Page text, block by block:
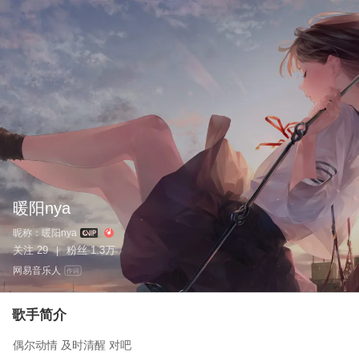
暖阳nya
昵称： 暖阳nya
关注 29 | 粉丝 1.3万
网易音乐人 作词
歌手简介
偶尔动情 及时清醒 对吧